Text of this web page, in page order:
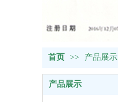
首页 >> 产品展示
产品展示